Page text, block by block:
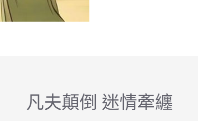
凡夫顛倒 迷情牽纏